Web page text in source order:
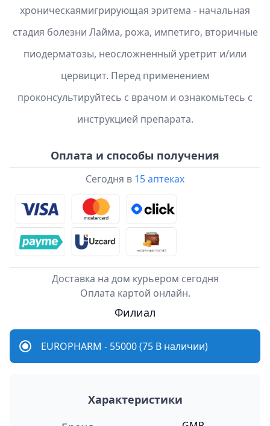
хроническаямигрирующая эритема - начальная
стадия болезни Лайма, рожа, импетиго, вторичные
пиодерматозы, неосложненный уретрит и/или
цервицит. Перед применением
проконсультируйтесь с врачом и ознакомьтесь с
инструкцией препарата.
Оплата и способы получения
Сегодня в 15 аптеках
Доставка на дом курьером сегодня
Оплата картой онлайн.
Филиал
EUROPHARM - 55000 (75 В наличии)
Характеристики